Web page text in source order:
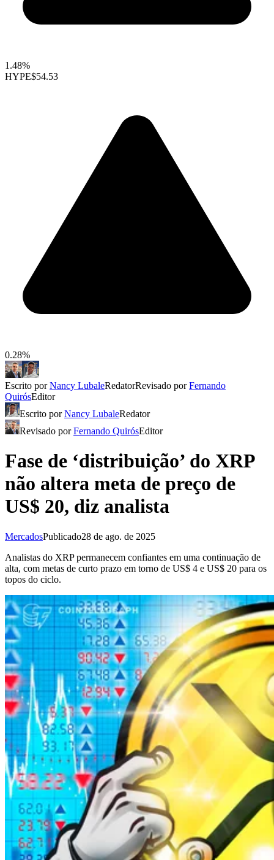
1.48%
HYPE$54.53
0.28%
Escrito porNancy LubaleRedatorRevisado porFernando
QuirósEditor
Escrito porNancy LubaleRedator
Revisado porFernando QuirósEditor
Fase de ‘distribuição’ do XRP
não altera meta de preço de
US$ 20, diz analista
MercadosPublicado28 de ago. de 2025
Analistas do XRP permanecem confiantes em uma continuação de
alta, com metas de curto prazo em torno de US$ 4 e US$ 20 para os
topos do ciclo.